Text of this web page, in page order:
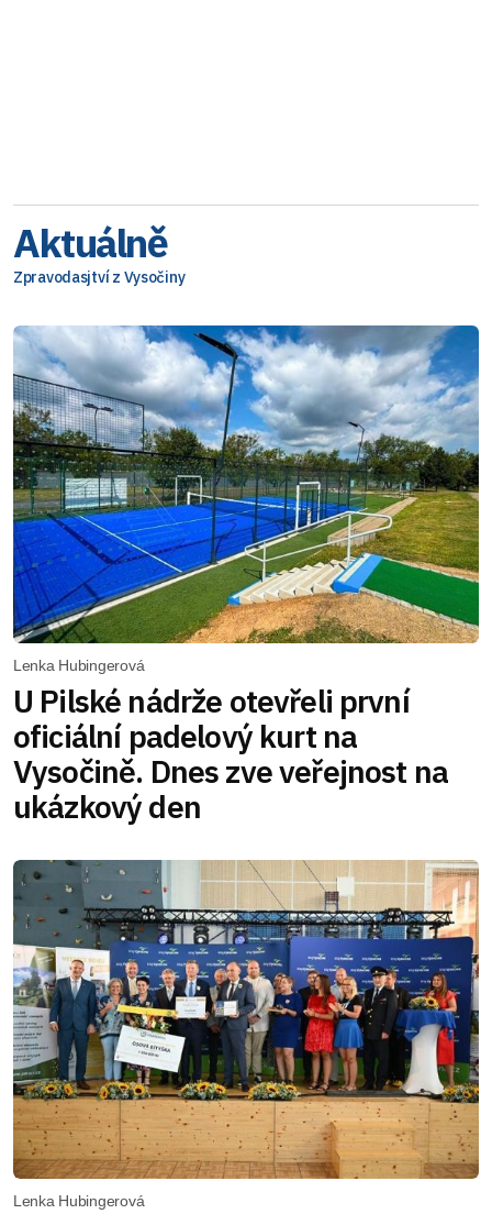
Aktuálně
Zpravodasjtví z Vysočiny
Lenka Hubingerová
U Pilské nádrže otevřeli první
oficiální padelový kurt na
Vysočině. Dnes zve veřejnost na
ukázkový den
Lenka Hubingerová